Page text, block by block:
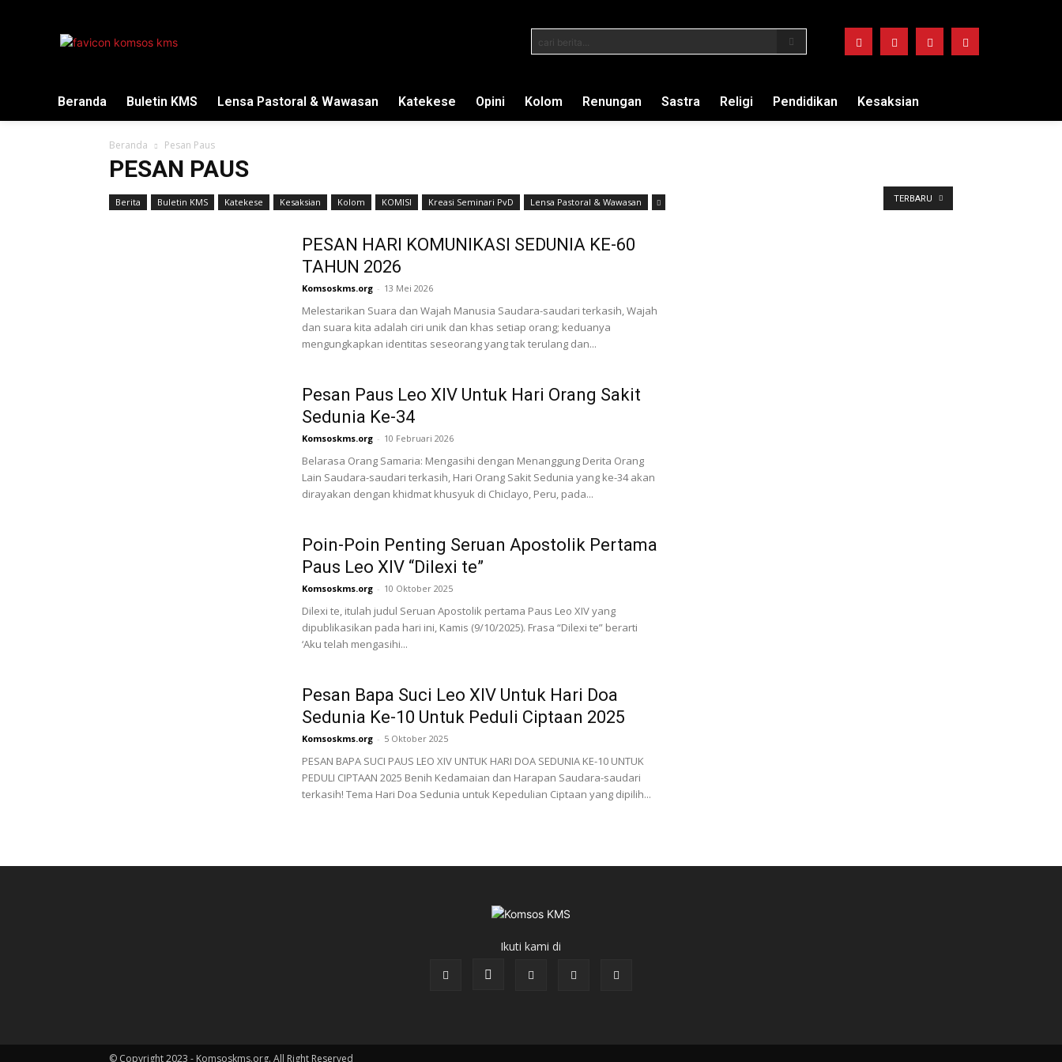
cari berita...
Beranda Buletin KMS Lensa Pastoral & Wawasan Katekese Opini Kolom Renungan Sastra Religi Pendidikan Kesaksian
Beranda Pesan Paus
PESAN PAUS
Berita Buletin KMS Katekese Kesaksian Kolom KOMISI Kreasi Seminari PvD Lensa Pastoral & Wawasan TERBARU
PESAN HARI KOMUNIKASI SEDUNIA KE-60
TAHUN 2026
Komsoskms.org - 13 Mei 2026
Melestarikan Suara dan Wajah Manusia Saudara-saudari terkasih, Wajah
dan suara kita adalah ciri unik dan khas setiap orang; keduanya
mengungkapkan identitas seseorang yang tak terulang dan...
Pesan Paus Leo XIV Untuk Hari Orang Sakit
Sedunia Ke-34
Komsoskms.org - 10 Februari 2026
Belarasa Orang Samaria: Mengasihi dengan Menanggung Derita Orang
Lain Saudara-saudari terkasih, Hari Orang Sakit Sedunia yang ke-34 akan
dirayakan dengan khidmat khusyuk di Chiclayo, Peru, pada...
Poin-Poin Penting Seruan Apostolik Pertama
Paus Leo XIV “Dilexi te”
Komsoskms.org - 10 Oktober 2025
Dilexi te, itulah judul Seruan Apostolik pertama Paus Leo XIV yang
dipublikasikan pada hari ini, Kamis (9/10/2025). Frasa “Dilexi te” berarti
‘Aku telah mengasihi...
Pesan Bapa Suci Leo XIV Untuk Hari Doa
Sedunia Ke-10 Untuk Peduli Ciptaan 2025
Komsoskms.org - 5 Oktober 2025
PESAN BAPA SUCI PAUS LEO XIV UNTUK HARI DOA SEDUNIA KE-10 UNTUK
PEDULI CIPTAAN 2025 Benih Kedamaian dan Harapan Saudara-saudari
terkasih! Tema Hari Doa Sedunia untuk Kepedulian Ciptaan yang dipilih...
Ikuti kami di
© Copyright 2023 - Komsoskms.org. All Right Reserved